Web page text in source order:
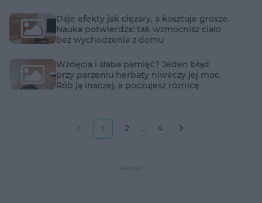
Daje efekty jak ciężary, a kosztuje grosze.
Nauka potwierdza: tak wzmocnisz ciało
bez wychodzenia z domu
Wzdęcia i słaba pamięć? Jeden błąd
przy parzeniu herbaty niweczy jej moc.
Rób ją inaczej, a poczujesz różnicę
1 2 ... 4